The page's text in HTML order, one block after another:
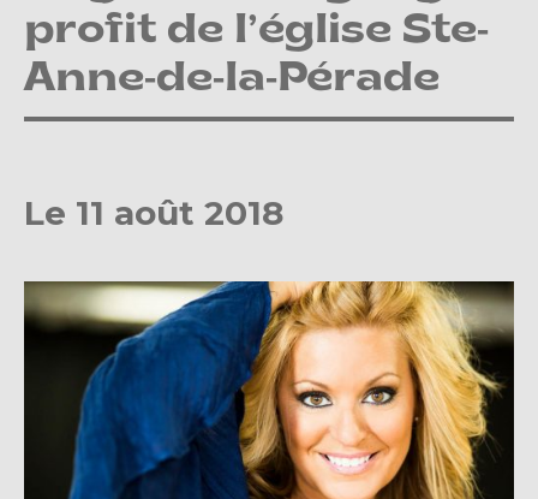
profit de l’église Ste-
Anne-de-la-Pérade
Le 11 août 2018